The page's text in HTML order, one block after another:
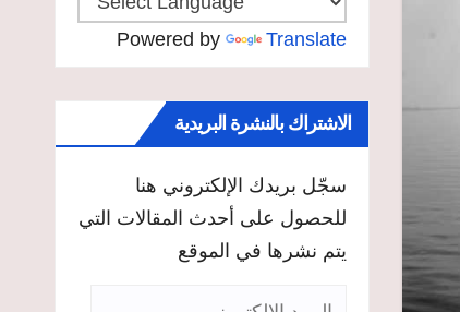
Powered by Translate
الاشتراك بالنشرة البريدية
سجّل بريدك الإلكتروني هنا
للحصول على أحدث المقالات التي
يتم نشرها في الموقع
البريد